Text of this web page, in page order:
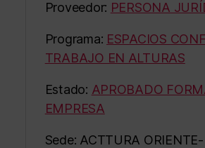
Proveedor: PERSONA
Programa: ESPACIOS
TRABAJO EN ALTURAS
Estado: APROBADO
EMPRESA
Sede: ACTTURA ORIENTE-